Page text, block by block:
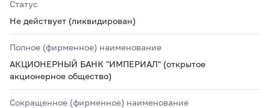
Статус
Не действует (ликвидирован)
Полное (фирменное) наименование
АКЦИОНЕРНЫЙ БАНК "ИМПЕРИАЛ" (открытое
акционерное общество)
Сокращенное (фирменное) наименование